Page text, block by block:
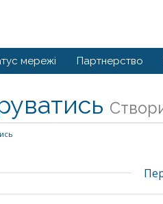
мережі Партнерство